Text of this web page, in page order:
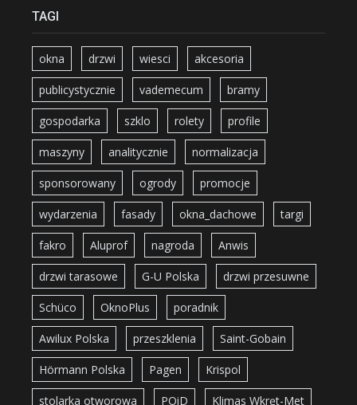
TAGI
okna drzwi wiesci akcesoria
publicystycznie vademecum bramy
gospodarka szklo rolety profile
maszyny analitycznie normalizacja
sponsorowany ogrody promocje
wydarzenia fasady okna_dachowe targi
fakro Aluprof nagroda Anwis
drzwi tarasowe G-U Polska drzwi przesuwne
Schüco OknoPlus poradnik
Awilux Polska przeszklenia Saint-Gobain
Hörmann Polska Pagen Krispol
stolarka otworowa POiD Klimas Wkręt-Met